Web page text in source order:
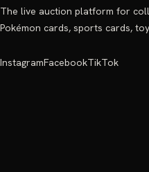
The live auction platform for
Pokémon cards, sports cards,
InstagramFacebookTikTok